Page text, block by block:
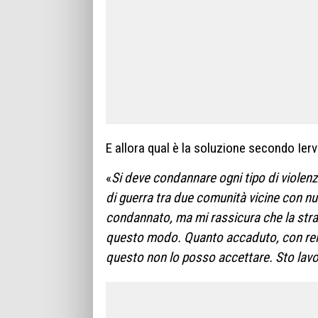
E allora qual è la soluzione secondo
«Si deve condannare ogni tipo di
di guerra tra due comunità vicine con
condannato, ma mi rassicura che la
questo modo. Quanto accaduto, con
questo non lo posso accettare. Sto